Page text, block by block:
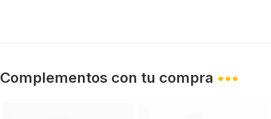
Complementos con tu compra •••